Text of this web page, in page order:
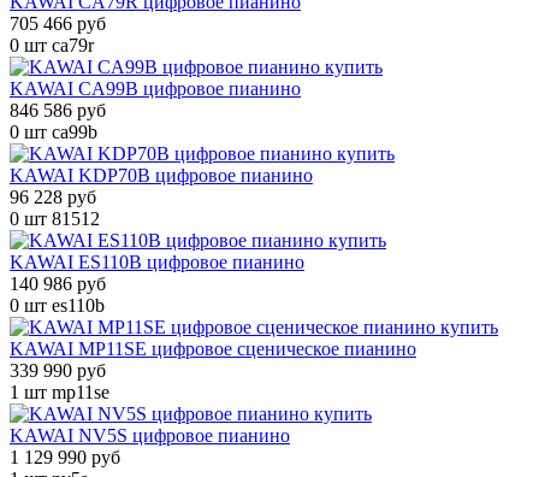
705 466 руб
0 шт ca79r
KAWAI CA99B цифровое пианино
846 586 руб
0 шт ca99b
KAWAI KDP70B цифровое пианино
96 228 руб
0 шт 81512
KAWAI ES110B цифровое пианино
140 986 руб
0 шт es110b
KAWAI MP11SE цифровое сценическое пианино
339 990 руб
1 шт mp11se
KAWAI NV5S цифровое пианино
1 129 990 руб